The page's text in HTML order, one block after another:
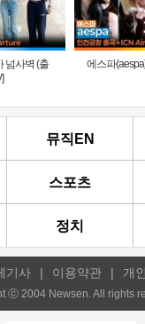
넘사벽 (출
에스파
뮤직EN
스포츠
정치
기사 | 이용약관 | 개
ⓒ 2004 Newsen. All rights